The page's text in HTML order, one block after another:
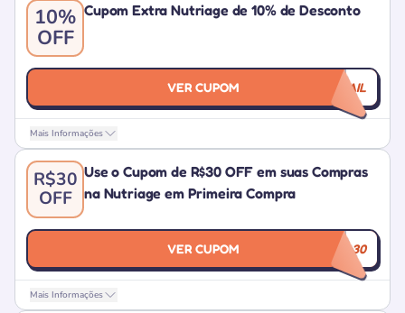
10%
OFF
Cupom Extra Nutriage de 10% de Desconto
VER CUPOM ESPECIALEMAIL
Mais Informações
R$30
OFF
Use o Cupom de R$30 OFF em suas Compras
na Nutriage em Primeira Compra
VER CUPOM PRIMEIRA30
Mais Informações